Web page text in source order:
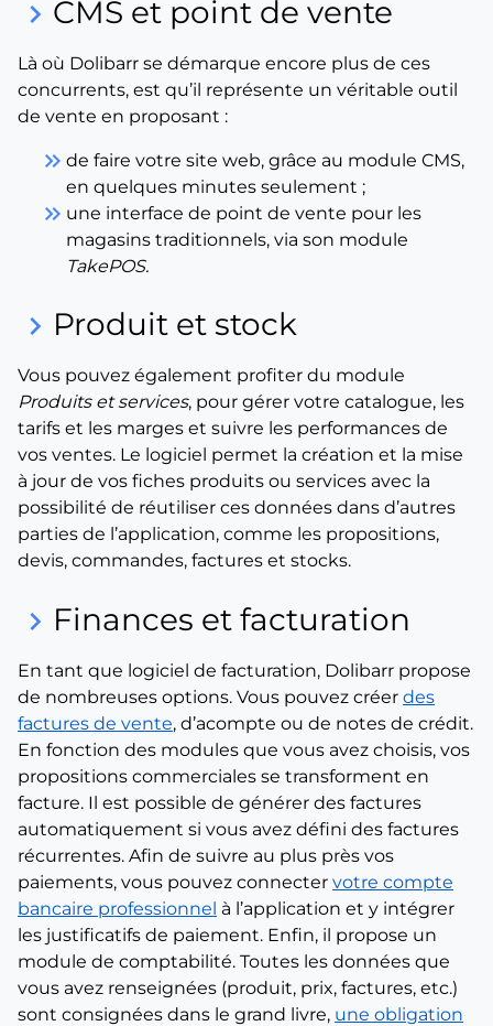
keyboard_arrow_right CMS et point de vente
Là où Dolibarr se démarque encore plus de ces
concurrents, est qu’il représente un véritable outil
de vente en proposant :
keyboard_double_arrow_right de faire votre site web, grâce au module CMS,
en quelques minutes seulement ;
keyboard_double_arrow_right une interface de point de vente pour les
magasins traditionnels, via son module
TakePOS.
keyboard_arrow_right Produit et stock
Vous pouvez également profiter du module
Produits et services, pour gérer votre catalogue, les
tarifs et les marges et suivre les performances de
vos ventes. Le logiciel permet la création et la mise
à jour de vos fiches produits ou services avec la
possibilité de réutiliser ces données dans d’autres
parties de l’application, comme les propositions,
devis, commandes, factures et stocks.
keyboard_arrow_right Finances et facturation
En tant que logiciel de facturation, Dolibarr propose
de nombreuses options. Vous pouvez créer des
factures de vente, d’acompte ou de notes de crédit.
En fonction des modules que vous avez choisis, vos
propositions commerciales se transforment en
facture. Il est possible de générer des factures
automatiquement si vous avez défini des factures
récurrentes. Afin de suivre au plus près vos
paiements, vous pouvez connecter votre compte
bancaire professionnel à l’application et y intégrer
les justificatifs de paiement. Enfin, il propose un
module de comptabilité. Toutes les données que
vous avez renseignées (produit, prix, factures, etc.)
sont consignées dans le grand livre, une obligation